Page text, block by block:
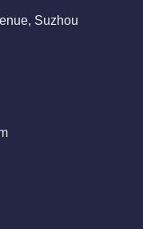
Suzhou